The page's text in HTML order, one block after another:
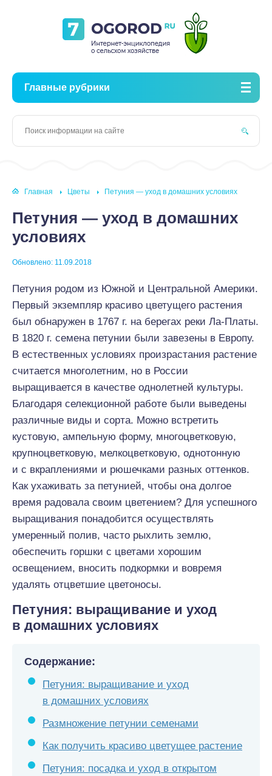
Главные рубрики
Главная Цветы Петуния — уход в домашних условиях
Петуния — уход в домашних
условиях
Обновлено: 11.09.2018
Петуния родом из Южной и Центральной Америки.
Первый экземпляр красиво цветущего растения
был обнаружен в 1767 г. на берегах реки Ла-Платы.
В 1820 г. семена петунии были завезены в Европу.
В естественных условиях произрастания растение
считается многолетним, но в России
выращивается в качестве однолетней культуры.
Благодаря селекционной работе были выведены
различные виды и сорта. Можно встретить
кустовую, ампельную форму, многоцветковую,
крупноцветковую, мелкоцветковую, однотонную
и с вкраплениями и рюшечками разных оттенков.
Как ухаживать за петунией, чтобы она долгое
время радовала своим цветением? Для успешного
выращивания понадобится осуществлять
умеренный полив, часто рыхлить землю,
обеспечить горшки с цветами хорошим
освещением, вносить подкормки и вовремя
удалять отцветшие цветоносы.
Петуния: выращивание и уход
в домашних условиях
Содержание:
Петуния: выращивание и уход
в домашних условиях
Размножение петунии семенами
Как получить красиво цветущее растение
Петуния: посадка и уход в открытом